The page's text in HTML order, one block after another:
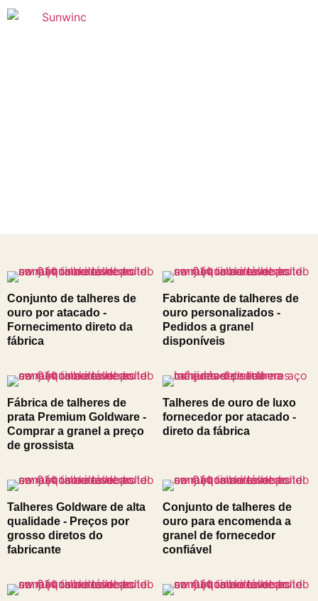
Conjunto de talheres de
ouro por atacado -
Fornecimento direto da
fábrica
Fabricante de talheres de
ouro personalizados -
Pedidos a granel
disponíveis
Fábrica de talheres de
prata Premium Goldware -
Comprar a granel a preço
de grossista
Talheres de ouro de luxo
fornecedor por atacado -
direto da fábrica
Talheres Goldware de alta
qualidade - Preços por
grosso diretos do
fabricante
Conjunto de talheres de
ouro para encomenda a
granel de fornecedor
confiável